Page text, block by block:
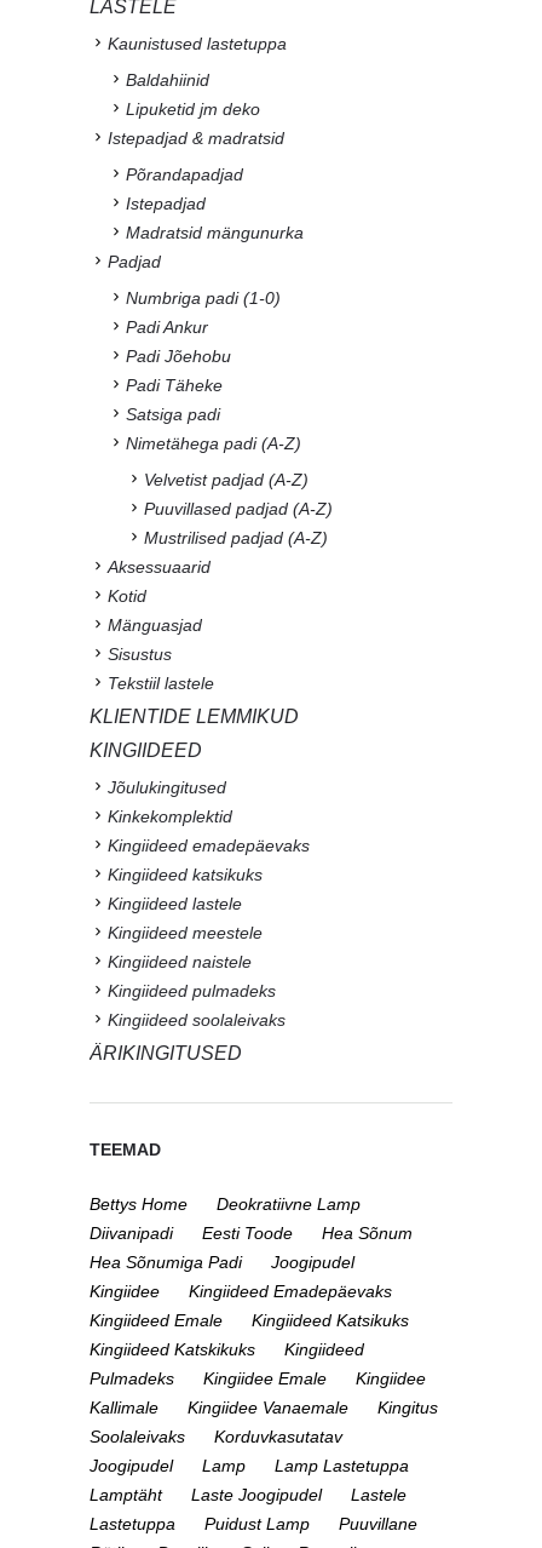
LASTELE
Kaunistused lastetuppa
Baldahiinid
Lipuketid jm deko
Istepadjad & madratsid
Põrandapadjad
Istepadjad
Madratsid mängunurka
Padjad
Numbriga padi (1-0)
Padi Ankur
Padi Jõehobu
Padi Täheke
Satsiga padi
Nimetähega padi (A-Z)
Velvetist padjad (A-Z)
Puuvillased padjad (A-Z)
Mustrilised padjad (A-Z)
Aksessuaarid
Kotid
Mänguasjad
Sisustus
Tekstiil lastele
KLIENTIDE LEMMIKUD
KINGIIDEED
Jõulukingitused
Kinkekomplektid
Kingiideed emadepäevaks
Kingiideed katsikuks
Kingiideed lastele
Kingiideed meestele
Kingiideed naistele
Kingiideed pulmadeks
Kingiideed soolaleivaks
ÄRIKINGITUSED
TEEMAD
Bettys Home
Deokratiivne Lamp
Diivanipadi
Eesti Toode
Hea Sõnum
Hea Sõnumiga Padi
Joogipudel
Kingiidee
Kingiideed Emadepäevaks
Kingiideed Emale
Kingiideed Katsikuks
Kingiideed Katskikuks
Kingiideed
Pulmadeks
Kingiidee Emale
Kingiidee
Kallimale
Kingiidee Vanaemale
Kingitus
Soolaleivaks
Korduvkasutatav
Joogipudel
Lamp
Lamp Lastetuppa
Lamptäht
Laste Joogipudel
Lastele
Lastetuppa
Puidust Lamp
Puuvillane